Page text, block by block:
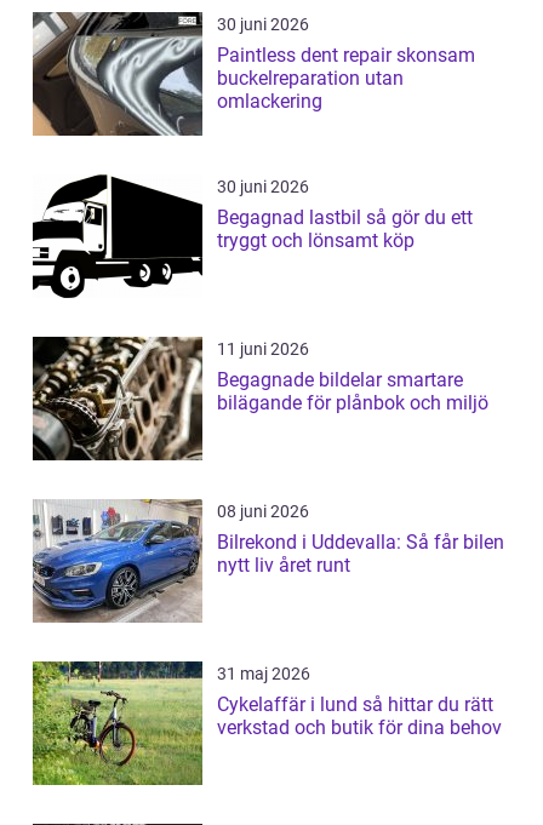
30 juni 2026
Paintless dent repair skonsam
buckelreparation utan
omlackering
30 juni 2026
Begagnad lastbil så gör du ett
tryggt och lönsamt köp
11 juni 2026
Begagnade bildelar smartare
bilägande för plånbok och miljö
08 juni 2026
Bilrekond i Uddevalla: Så får bilen
nytt liv året runt
31 maj 2026
Cykelaffär i lund så hittar du rätt
verkstad och butik för dina behov